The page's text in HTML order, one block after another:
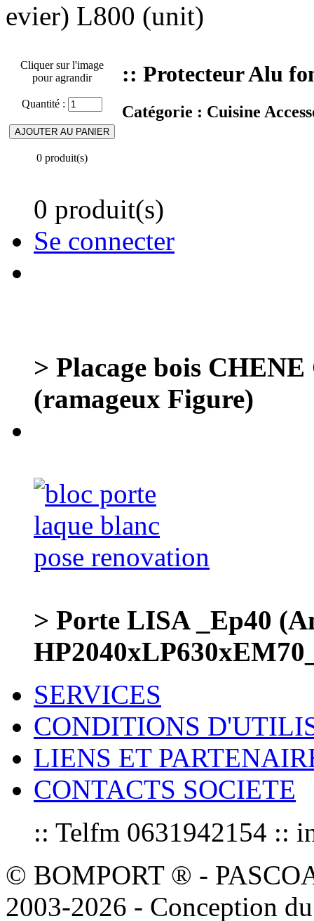
evier) L800 (unit)
Cliquer sur l'image
pour agrandir
Quantité :
0 produit(s)
:: Protecteur Alu
Catégorie : Cuisine
0 produit(s)
Se connecter
> Placage bois
(ramageux Figure)
> Porte LISA _Ep40
SERVICES
CONDITIONS
LIENS ET
CONTACTS SOCIETE
:: Telfm 0631942154 ::
© BOMPORT ® -
2003-2026 - Conception